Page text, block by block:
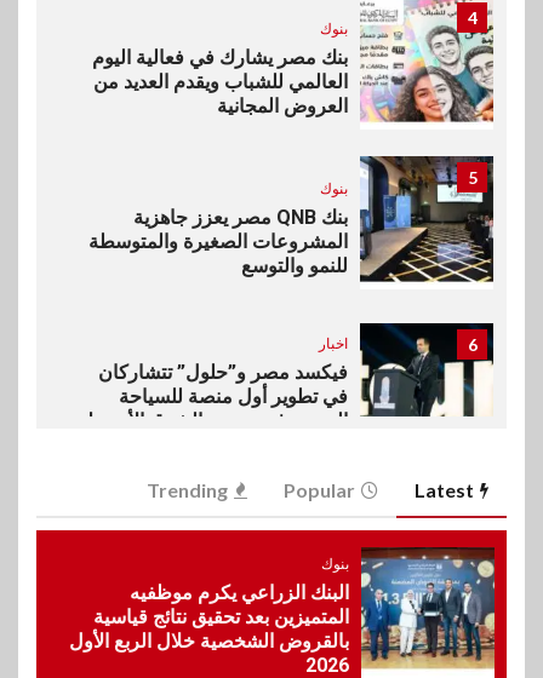
4
بنوك
بنك مصر يشارك في فعالية اليوم
العالمي للشباب ويقدم العديد من
العروض المجانية
5
بنوك
بنك QNB مصر يعزز جاهزية
المشروعات الصغيرة والمتوسطة
للنمو والتوسع
6 اخبار
فيكسد مصر و”حلول” تتشاركان
في تطوير أول منصة للسياحة
الصحية في مصر والشرق الأوسط
7
سوق وصلة
جهازًا مثاليًا للشباب
Latest
Popular
Trending
بنوك
البنك الزراعي يكرم موظفيه
المتميزين بعد تحقيق نتائج قياسية
بالقروض الشخصية خلال الربع الأول
2026